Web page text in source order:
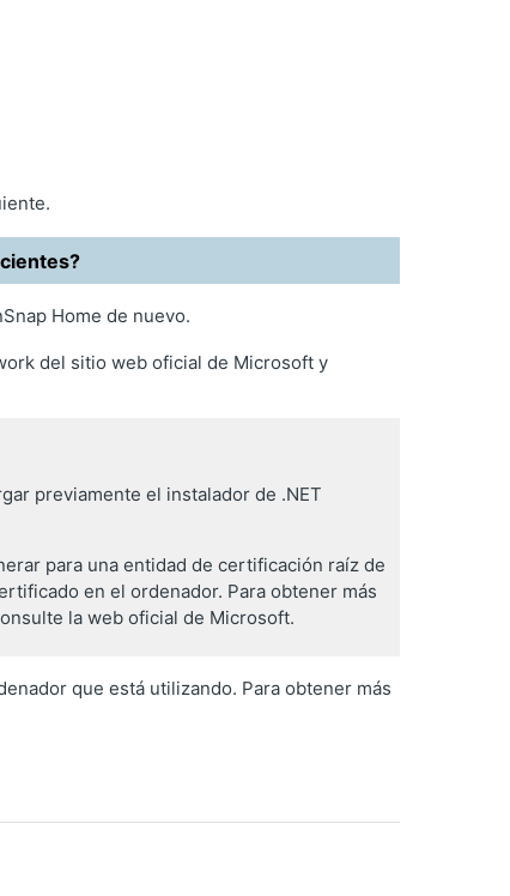
Home de nuevo.
del sitio web oficial de Microsoft y
previamente el instalador de .NET
para una entidad de certificación raíz de
en el ordenador. Para obtener más
la web oficial de Microsoft.
que está utilizando. Para obtener más